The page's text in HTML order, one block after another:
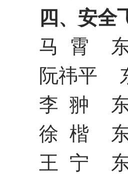
四、安全
马
霄
阮祎平
李 翀
徐 楷
王
宁